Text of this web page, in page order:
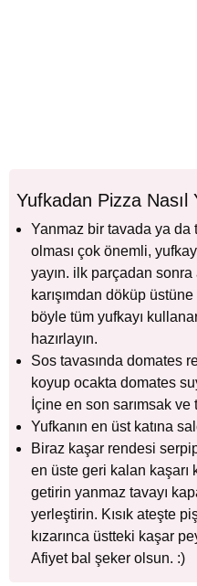
Yufkadan Pizza Nasıl
Yanmaz bir tavada ya da
olması çok önemli,
yayın. ilk parçadan sonra
karışımdan döküp
böyle tüm yufkayı
hazırlayın.
Sos tavasında domates
koyup ocakta domates
İçine en son sarımsak
Yufkanın en üst katına
Biraz kaşar rendesi
en üste geri kalan kaşarı
getirin yanmaz tavayı
yerleştirin. Kısık ateşte
kızarınca üstteki kaşar
Afiyet bal şeker olsun. :)